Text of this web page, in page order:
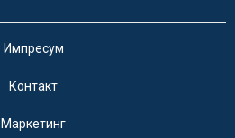
Импресум
Контакт
Маркетинг